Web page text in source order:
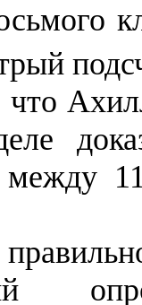
что
между